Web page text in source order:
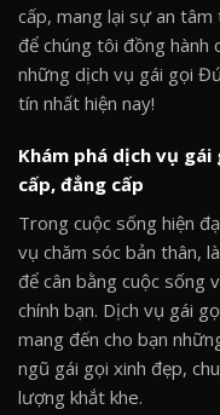
cấp, mang lại sự an
để chúng tôi đồng hành
những dịch vụ gái gọi
tín nhất hiện nay!
Khám phá dịch vụ
cấp, đẳng cấp
Trong cuộc sống hiện
vụ chăm sóc bản thân,
để cân bằng cuộc sống
chính bạn. Dịch vụ gái
mang đến cho bạn
ngũ gái gọi xinh đẹp,
lượng khắt khe.